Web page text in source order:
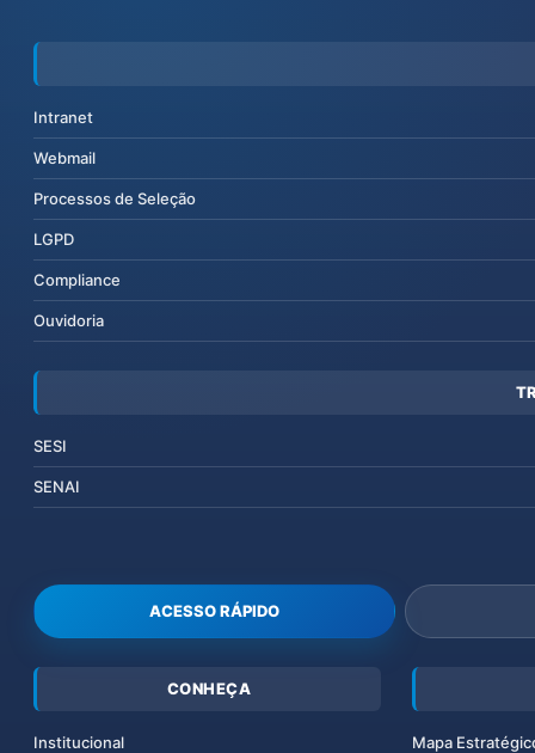
Intranet
Webmail
Processos de Seleção
LGPD
Compliance
Ouvidoria
SESI
SENAI
ACESSO RÁPIDO
CONHEÇA
Institucional Mapa